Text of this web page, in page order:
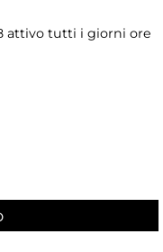
attivo tutti i giorni ore